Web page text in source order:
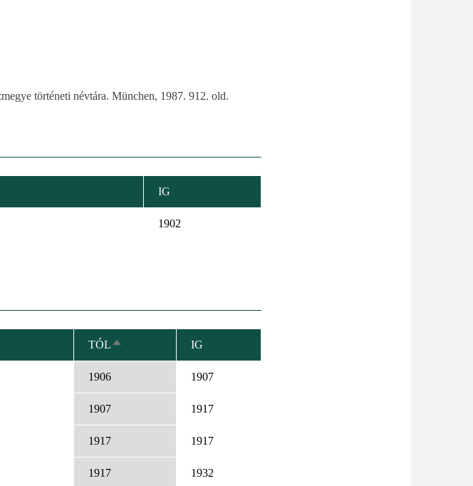
történeti névtára. München, 1987. 912. old.
IG
1902
TÓLCSÖKKENŐ
RENDEZÉS
IG
1906 1907
1907 1917
1917 1917
1917 1932